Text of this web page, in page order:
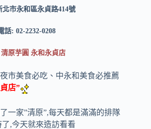
北市永和區永貞路414號
話: 02-2232-0208
清原芋圓 永和永貞店
市美食必吃、中永和美食必推薦
店”
一家”清原”,每天都是滿滿的排隊
,今天就來造訪看看